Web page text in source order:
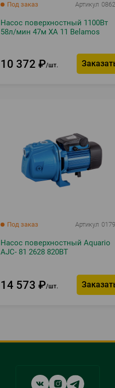
Под заказ Артикул
Насос поверхностный 1100Вт
58л/мин 47м XA 11 Belamos
10 372 ₽ шт.
Под заказ Артикул
Насос поверхностный Aquario
AJC- 81 2628 820ВТ
14 573 ₽ шт.
Social